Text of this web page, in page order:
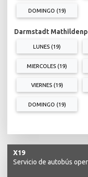
DOMINGO (19)
Darmstadt
LUNES (19)
MIERCOLES (19)
VIERNES (19)
DOMINGO (19)
X19
Servicio de autobús